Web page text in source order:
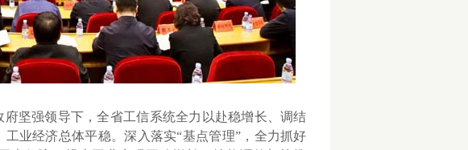
坚强领导下，全省工信系统全力以赴稳增长、调结
业经济总体平稳。深入落实“基点管理”，全力抓好